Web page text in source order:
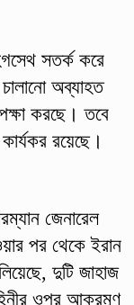
সতর্ক করে
অব্যাহত
করছে। তবে
রয়েছে।
জেনারেল
পর থেকে ইরান
দুটি জাহাজ
ওপর আক্রমণ